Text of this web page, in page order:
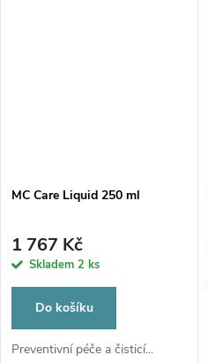
MC Care Liquid 250 ml
1 767 Kč
Skladem 2 ks
Do košíku
Preventivní péče a čisticí...